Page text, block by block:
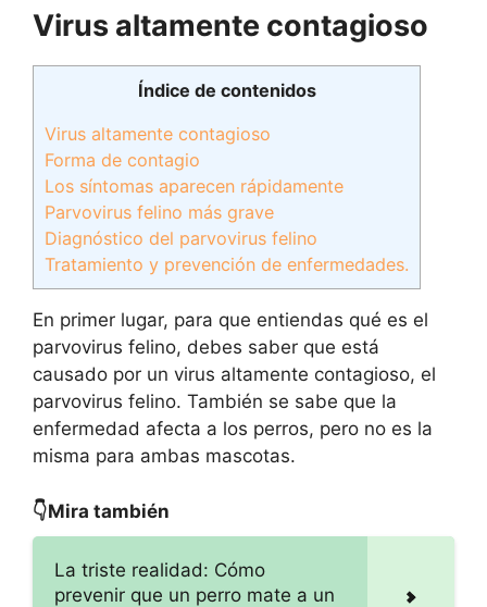
Virus altamente contagioso
Índice de contenidos
Virus altamente contagioso
Forma de contagio
Los síntomas aparecen rápidamente
Parvovirus felino más grave
Diagnóstico del parvovirus felino
Tratamiento y prevención de enfermedades.
En primer lugar, para que entiendas qué es el
parvovirus felino, debes saber que está
causado por un virus altamente contagioso, el
parvovirus felino. También se sabe que la
enfermedad afecta a los perros, pero no es la
misma para ambas mascotas.
👇Mira también
La triste realidad: Cómo
prevenir que un perro mate a un